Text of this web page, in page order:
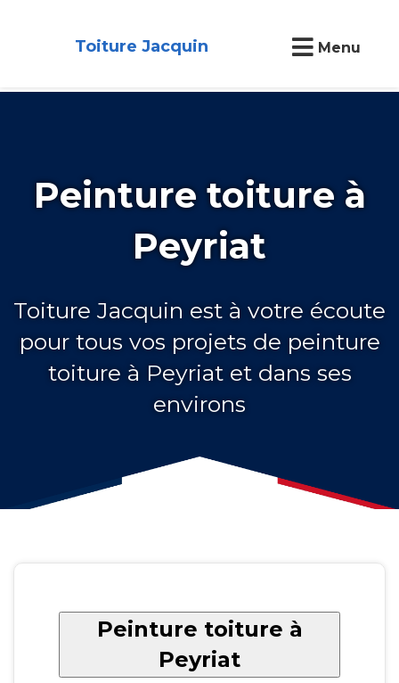
Toiture Jacquin Menu
Peinture toiture à
Peyriat
Toiture Jacquin est à votre écoute
pour tous vos projets de peinture
toiture à Peyriat et dans ses
environs
Peinture toiture à
Peyriat